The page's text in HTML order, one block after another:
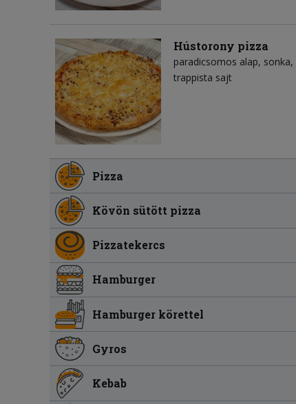
Hústorony pizza
paradicsomos alap sonka
trappista sajt
Pizza
Kövön sütött pizza
Pizzatekercs
Hamburger
Hamburger körettel
Gyros
Kebab